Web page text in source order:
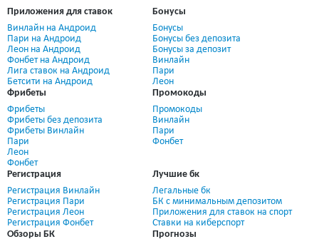
Приложения для ставок
Винлайн на Андроид
Пари на Андроид
Леон на Андроид
Фонбет на Андроид
Лига ставок на Андроид
Бетсити на Андроид
Бонусы
Бонусы
Бонусы без депозита
Бонусы за депозит
Винлайн
Пари
Леон
Фрибеты
Фрибеты
Фрибеты без депозита
Фрибеты Винлайн
Пари
Леон
Фонбет
Промокоды
Промокоды
Винлайн
Пари
Фонбет
Регистрация
Регистрация Винлайн
Регистрация Пари
Регистрация Леон
Регистрация Фонбет
Лучшие бк
Легальные бк
БК с минимальным депозитом
Приложения для ставок на спорт
Ставки на киберспорт
Обзоры БК
Прогнозы